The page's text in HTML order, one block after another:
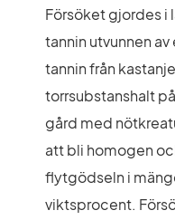
Försöket gjordes i
tannin utvunnen
tannin från
torrsubstanshalt
gård med
att bli homogen
flytgödseln i
viktsprocent.